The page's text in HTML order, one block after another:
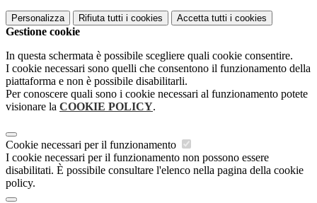
Personalizza Rifiuta tutti i cookies Accetta tutti i cookies
Gestione cookie
In questa schermata è possibile scegliere quali cookie consentire.
I cookie necessari sono quelli che consentono il funzionamento della
piattaforma e non è possibile disabilitarli.
Per conoscere quali sono i cookie necessari al funzionamento potete
visionare la COOKIE POLICY.
Cookie necessari per il funzionamento
I cookie necessari per il funzionamento non possono essere
disabilitati. È possibile consultare l'elenco nella pagina della cookie
policy.